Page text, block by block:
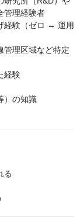
管理経験者
経験（ゼロ → 運用
管理区域など特定
経験
）の知識
る